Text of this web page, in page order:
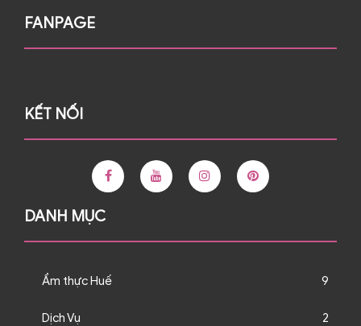
FANPAGE
KẾT NỐI
DANH MỤC
Ẩm thực Huế 9
Dịch Vụ 2